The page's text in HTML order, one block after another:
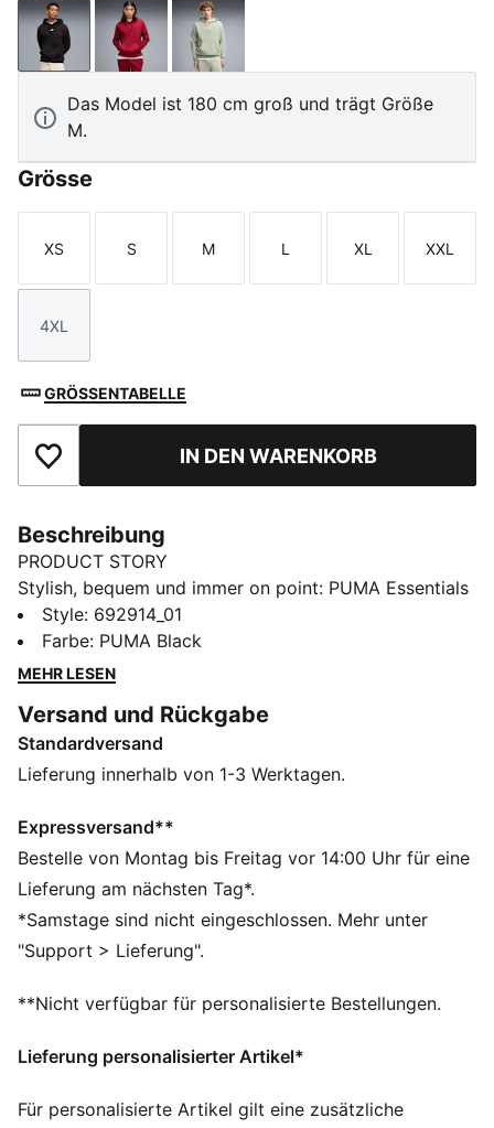
PUMA BlackGarnet GlowSoft Grass
Das Model ist 180 cm groß und trägt Größe
M.
Grösse
Größe
XS
Größe
S
Größe
M
Größe
L
Größe
XL
Größe
XXL
Größe
4XL
GRÖSSENTABELLE
Zu Favoriten hinzufügenIN DEN WARENKORB
Beschreibung
PRODUCT STORY
Stylish, bequem und immer on point: PUMA Essentials
sind für entspannte Tage. Egal, ob du chillst, dir einen
Kaffee holst oder unterwegs bist – diese Pieces sind
der perfekte Mix aus Tragekomfort und Style.
von morgens bis abends wohlfühlst.
FEATURES + VORTEILE
Hergestellt aus mindestens 50 % recycelten
DETAILS
Passform: Regulär
Hauptmaterial: Fleece
Mit Kapuze
Lange Ärmel
Länge: Regulär
Style: 692914_01
Farbe: PUMA Black
MEHR LESEN
Versand und Rückgabe
Standardversand
Lieferung innerhalb von 1-3 Werktagen.
Expressversand**
Bestelle von Montag bis Freitag vor 14:00 Uhr für eine
Lieferung am nächsten Tag*.
*Samstage sind nicht eingeschlossen. Mehr unter
"Support > Lieferung".
**Nicht verfügbar für personalisierte Bestellungen.
Lieferung personalisierter Artikel*
Für personalisierte Artikel gilt eine zusätzliche